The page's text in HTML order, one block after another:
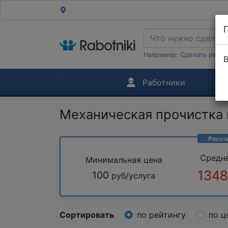
Например: Сделать
Работники
Механическая прочистка
Минимальная цена
100 руб/услуга
Сортировать по рейтингу по